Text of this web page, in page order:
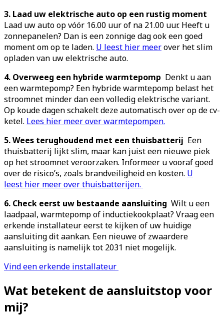
3. Laad uw elektrische auto op een rustig moment
Laad uw auto op vóór 16.00 uur of na 21.00 uur. Heeft u
zonnepanelen? Dan is een zonnige dag ook een goed
moment om op te laden. U leest hier meerover het slim
opladen van uw elektrische auto.
4. Overweeg een hybride warmtepomp Denkt u aan
een warmtepomp? Een hybride warmtepomp belast het
stroomnet minder dan een volledig elektrische variant.
Op koude dagen schakelt deze automatisch over op de cv-
ketel. Lees hier meer over warmtepompen.
5. Wees terughoudend met een thuisbatterij Een
thuisbatterij lijkt slim, maar kan juist een nieuwe piek
op het stroomnet veroorzaken. Informeer u vooraf goed
over de risico’s, zoals brandveiligheid en kosten. U
leest hier meer over thuisbatterijen.
6. Check eerst uw bestaande aansluiting Wilt u een
laadpaal, warmtepomp of inductiekookplaat? Vraag een
erkende installateur eerst te kijken of uw huidige
aansluiting dit aankan. Een nieuwe of zwaardere
aansluiting is namelijk tot 2031 niet mogelijk.
Vind een erkende installateur
Wat betekent de aansluitstop voor
mij?